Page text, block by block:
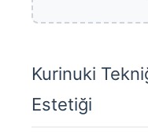
Kurinuki
Estetiği